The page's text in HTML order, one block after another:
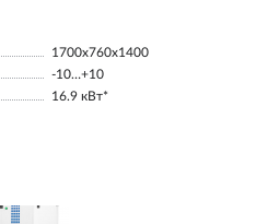
1700х760х1400
-10…+10
16.9 кВт*